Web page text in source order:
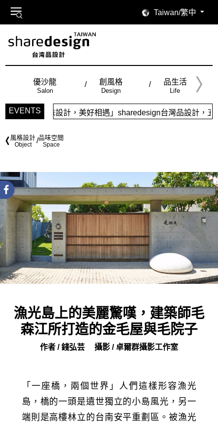
Taiwan/繁中
優沙龍
Salon
創風格
Design
品生活
Life
EVENTS
美好相遇」sharedesign台灣品設計，五大特色主題，簡潔視
風格設計
Object
品味空間
Space
漁光島上的美麗驚嘆，建築師毛
森江所打造的金毛屋與毛院子
作者 / 錢弘芸 攝影 / 卓爾群攝影工作室
「一座橋，兩個世界」人們這樣形容漁光
島，橋的一頭是遺世獨立的小島風光，另一
端則是高樓林立的台南安平重劃區。被漁光